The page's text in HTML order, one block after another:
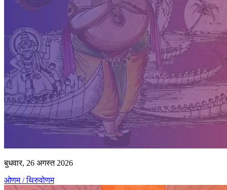
बुधवार, 26 अगस्त 2026
ओणम / थिरुवोणम